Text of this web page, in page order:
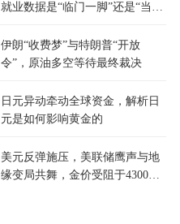
就业数据是“临门一脚”还是“当头
伊朗“收费梦”与特朗普“开放
令”，原油多空等待最终裁决
日元异动牵动全球资金，解析日
元是如何影响黄金的
美元反弹施压，美联储鹰声与地
缘变局共舞，金价受阻于4300关